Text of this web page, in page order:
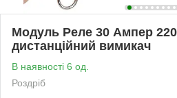
Модуль Реле 30 Ампер
дистанційний вимикач
В наявності 6 од.
Роздріб